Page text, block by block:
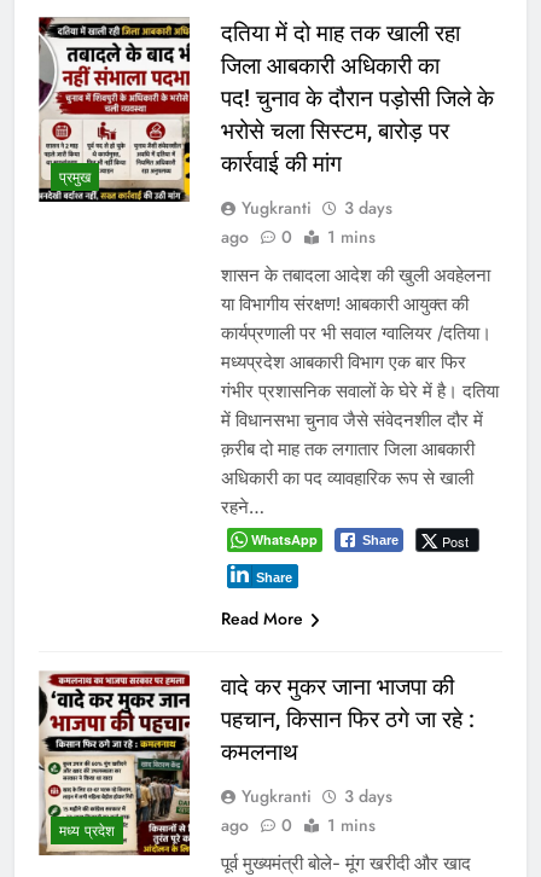
प्रमुख
दतिया में दो माह तक खाली रहा
जिला आबकारी अधिकारी का
पद! चुनाव के दौरान पड़ोसी जिले के
भरोसे चला सिस्टम, बारोड़ पर
कार्रवाई की मांग
Yugkranti
3 days
ago
0 1 mins
शासन के तबादला आदेश की खुली अवहेलना
या विभागीय संरक्षण! आबकारी आयुक्त की
कार्यप्रणाली पर भी सवाल ग्वालियर /दतिया।
मध्यप्रदेश आबकारी विभाग एक बार फिर
गंभीर प्रशासनिक सवालों के घेरे में है। दतिया
में विधानसभा चुनाव जैसे संवेदनशील दौर में
क़रीब दो माह तक लगातार जिला आबकारी
अधिकारी का पद व्यावहारिक रूप से खाली
रहने…
WhatsApp Share Post
Share
Read More
मध्य प्रदेश
वादे कर मुकर जाना भाजपा की
पहचान, किसान फिर ठगे जा रहे :
कमलनाथ
Yugkranti
3 days
ago
0 1 mins
पूर्व मुख्यमंत्री बोले- मूंग खरीदी और खाद